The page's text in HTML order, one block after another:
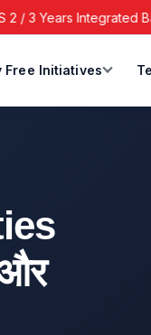
Integrated Batch
Free Initiatives